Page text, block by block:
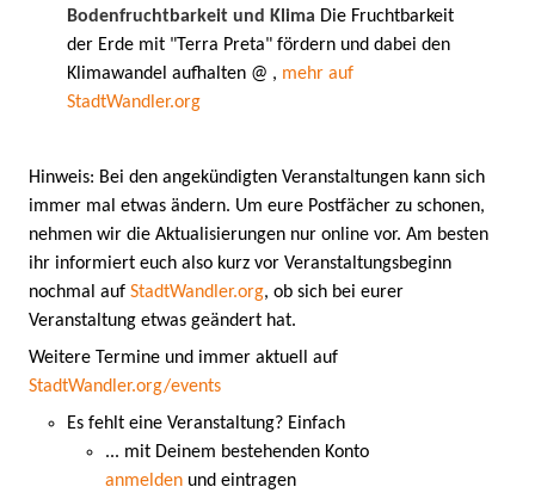
Bodenfruchtbarkeit und Klima Die Fruchtbarkeit
der Erde mit "Terra Preta" fördern und dabei den
Klimawandel aufhalten @ , mehr auf
StadtWandler.org
Hinweis: Bei den angekündigten Veranstaltungen kann sich
immer mal etwas ändern. Um eure Postfächer zu schonen,
nehmen wir die Aktualisierungen nur online vor. Am besten
ihr informiert euch also kurz vor Veranstaltungsbeginn
nochmal auf StadtWandler.org, ob sich bei eurer
Veranstaltung etwas geändert hat.
Weitere Termine und immer aktuell auf
StadtWandler.org/events
Es fehlt eine Veranstaltung? Einfach
... mit Deinem bestehenden Konto
anmelden und eintragen